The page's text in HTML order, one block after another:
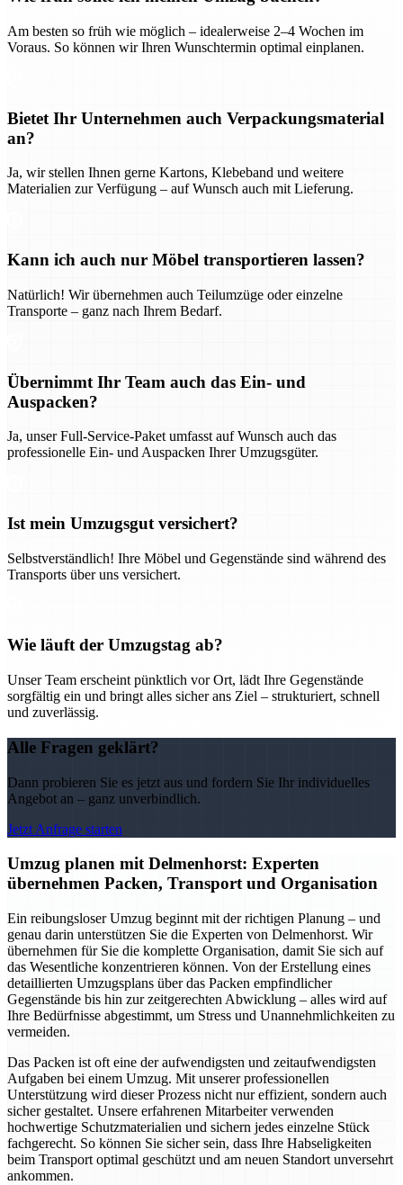
Am besten so früh wie möglich – idealerweise 2–4 Wochen im
Voraus. So können wir Ihren Wunschtermin optimal einplanen.
Bietet Ihr Unternehmen auch Verpackungsmaterial
an?
Ja, wir stellen Ihnen gerne Kartons, Klebeband und weitere
Materialien zur Verfügung – auf Wunsch auch mit Lieferung.
Kann ich auch nur Möbel transportieren lassen?
Natürlich! Wir übernehmen auch Teilumzüge oder einzelne
Transporte – ganz nach Ihrem Bedarf.
Übernimmt Ihr Team auch das Ein- und
Auspacken?
Ja, unser Full-Service-Paket umfasst auf Wunsch auch das
professionelle Ein- und Auspacken Ihrer Umzugsgüter.
Ist mein Umzugsgut versichert?
Selbstverständlich! Ihre Möbel und Gegenstände sind während des
Transports über uns versichert.
Wie läuft der Umzugstag ab?
Unser Team erscheint pünktlich vor Ort, lädt Ihre Gegenstände
sorgfältig ein und bringt alles sicher ans Ziel – strukturiert, schnell
und zuverlässig.
Alle Fragen geklärt?
Dann probieren Sie es jetzt aus und fordern Sie Ihr individuelles
Angebot an – ganz unverbindlich.
Jetzt Anfrage starten
Umzug planen mit Delmenhorst: Experten
übernehmen Packen, Transport und Organisation
Ein reibungsloser Umzug beginnt mit der richtigen Planung – und
genau darin unterstützen Sie die Experten von Delmenhorst. Wir
übernehmen für Sie die komplette Organisation, damit Sie sich auf
das Wesentliche konzentrieren können. Von der Erstellung eines
detaillierten Umzugsplans über das Packen empfindlicher
Gegenstände bis hin zur zeitgerechten Abwicklung – alles wird auf
Ihre Bedürfnisse abgestimmt, um Stress und Unannehmlichkeiten zu
vermeiden.
Das Packen ist oft eine der aufwendigsten und zeitaufwendigsten
Aufgaben bei einem Umzug. Mit unserer professionellen
Unterstützung wird dieser Prozess nicht nur effizient, sondern auch
sicher gestaltet. Unsere erfahrenen Mitarbeiter verwenden
hochwertige Schutzmaterialien und sichern jedes einzelne Stück
fachgerecht. So können Sie sicher sein, dass Ihre Habseligkeiten
beim Transport optimal geschützt und am neuen Standort unversehrt
ankommen.